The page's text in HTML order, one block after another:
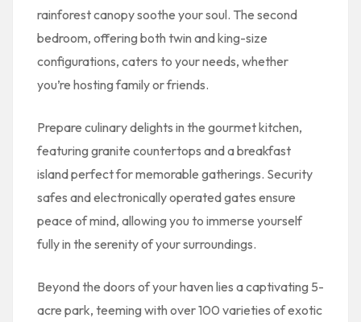
rainforest canopy soothe your soul. The second
bedroom, offering both twin and king-size
configurations, caters to your needs, whether
you’re hosting family or friends.
Prepare culinary delights in the gourmet kitchen,
featuring granite countertops and a breakfast
island perfect for memorable gatherings. Security
safes and electronically operated gates ensure
peace of mind, allowing you to immerse yourself
fully in the serenity of your surroundings.
Beyond the doors of your haven lies a captivating 5-
acre park, teeming with over 100 varieties of exotic